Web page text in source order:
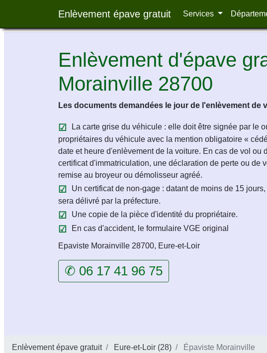
Enlèvement épave gratuit Services
Enlèvement d'épave
Morainville 28700
Les documents demandées le jour de l'enlèvement de
La carte grise du véhicule : elle doit être signée par le
propriétaires du véhicule avec la mention obligatoire «
date et heure d'enlèvement de la voiture. En cas de vol ou
certificat d'immatriculation, une déclaration de perte ou de
remise au broyeur ou démolisseur agréé.
Un certificat de non-gage : datant de moins de 15
sera délivré par la préfecture.
Une copie de la pièce d'identité du propriétaire.
En cas d'accident, le formulaire VGE original
Epaviste Morainville 28700, Eure-et-Loir
✆ 06 17 41 96 75
Enlèvement épave gratuit Eure-et-Loir (28) Épaviste Morainville